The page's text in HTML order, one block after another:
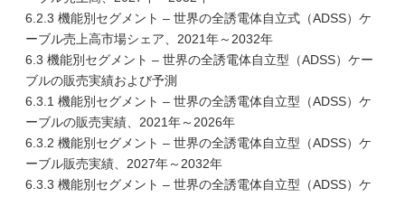
6.2.3 機能別セグメント – 世界の全誘電体自立式（ADSS）ケ
ーブル売上高市場シェア、2021年～2032年
6.3 機能別セグメント – 世界の全誘電体自立型（ADSS）ケー
ブルの販売実績および予測
6.3.1 機能別セグメント – 世界の全誘電体自立型（ADSS）ケ
ーブルの販売実績、2021年～2026年
6.3.2 機能別セグメント – 世界の全誘電体自立型（ADSS）ケ
ーブル販売実績、2027年～2032年
6.3.3 機能別セグメント – 世界の全誘電体自立型（ADSS）ケ